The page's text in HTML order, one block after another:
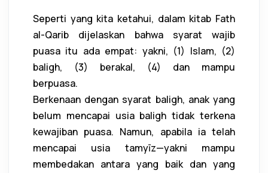
Seperti yang kita ketahui, dalam kitab Fath
al-Qarib dijelaskan bahwa syarat wajib
puasa itu ada empat: yakni, (1) Islam, (2)
baligh, (3) berakal, (4) dan mampu
berpuasa.
Berkenaan dengan syarat baligh, anak yang
belum mencapai usia baligh tidak terkena
kewajiban puasa. Namun, apabila ia telah
mencapai usia tamyīz—yakni mampu
membedakan antara yang baik dan yang